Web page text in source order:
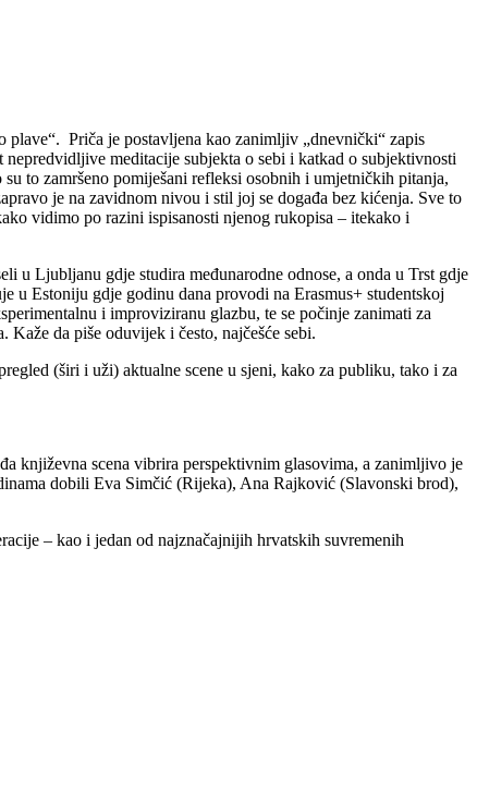
plave“. Priča je postavljena kao zanimljiv „dnevnički“ zapis
meditacije subjekta o sebi i katkad o subjektivnosti
to zamršeno pomiješani refleksi osobnih i umjetničkih pitanja,
je na zavidnom nivou i stil joj se događa bez kićenja. Sve to
vidimo po razini ispisanosti njenog rukopisa – itekako i
u Ljubljanu gdje studira međunarodne odnose, a onda u Trst gdje
u Estoniju gdje godinu dana provodi na Erasmus+ studentskoj
i improviziranu glazbu, te se počinje zanimati za
da piše oduvijek i često, najčešće sebi.
(širi i uži) aktualne scene u sjeni, kako za publiku, tako i za
književna scena vibrira perspektivnim glasovima, a zanimljivo je
dobili Eva Simčić (Rijeka), Ana Rajković (Slavonski brod),
– kao i jedan od najznačajnijih hrvatskih suvremenih